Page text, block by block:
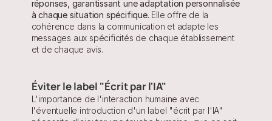
réponses, garantissant une adaptation personnalisée
à chaque situation spécifique. Elle offre de la
cohérence dans la communication et adapte les
messages aux spécificités de chaque établissement
et de chaque avis.
Éviter le label "Écrit par l'IA"
L'importance de l'interaction humaine avec
l'éventuelle introduction d'un label "écrit par l'IA"